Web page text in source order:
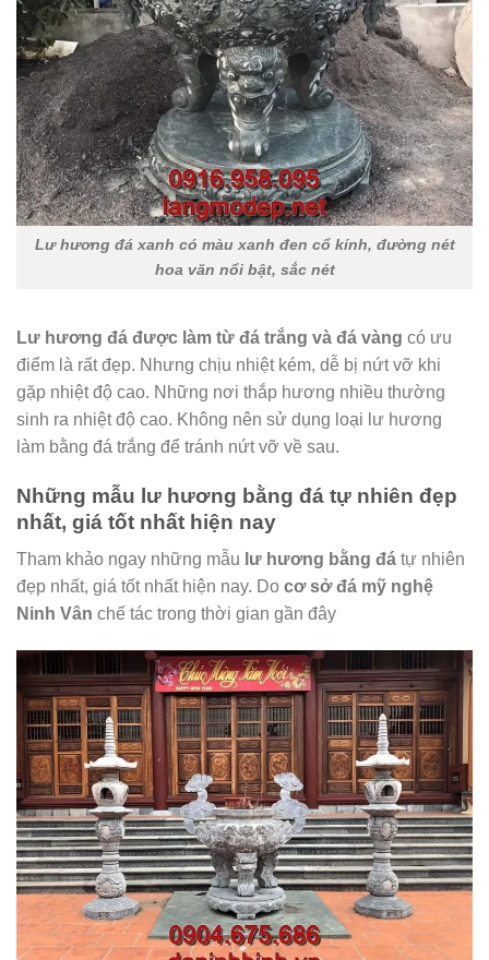
Lư hương đá xanh có màu xanh đen cổ kính, đường nét
hoa văn nổi bật, sắc nét
Lư hương đá được làm từ đá trắng và đá vàng có ưu
điểm là rất đẹp. Nhưng chịu nhiệt kém, dễ bị nứt vỡ khi
gặp nhiệt độ cao. Những nơi thắp hương nhiều thường
sinh ra nhiệt độ cao. Không nên sử dụng loại lư hương
làm bằng đá trắng để tránh nứt vỡ về sau.
Những mẫu lư hương bằng đá tự nhiên đẹp
nhất, giá tốt nhất hiện nay
Tham khảo ngay những mẫu lư hương bằng đá tự nhiên
đẹp nhất, giá tốt nhất hiện nay. Do cơ sở đá mỹ nghệ
Ninh Vân chế tác trong thời gian gần đây